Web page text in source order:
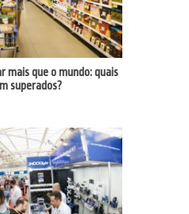
mais que o mundo: quais
superados?